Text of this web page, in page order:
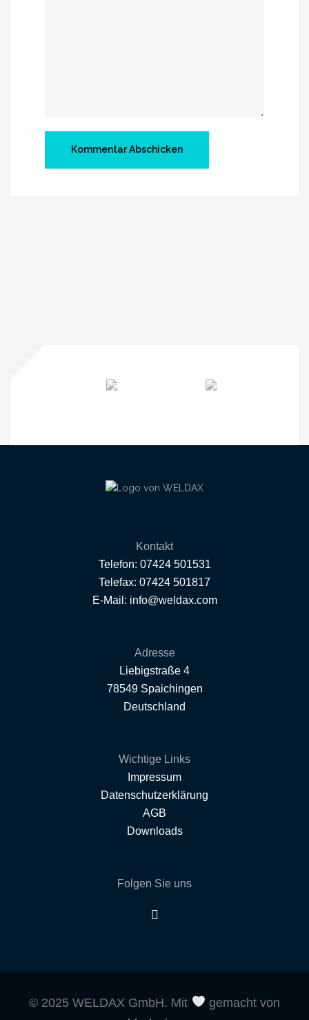
Kontakt
Telefon: 07424 501531
Telefax: 07424 501817
E-Mail: info@weldax.com
Adresse
Liebigstraße 4
78549 Spaichingen
Deutschland
Wichtige Links
Impressum
Datenschutzerklärung
AGB
Downloads
Folgen Sie uns
© 2025 WELDAX GmbH. Mit
gemacht von